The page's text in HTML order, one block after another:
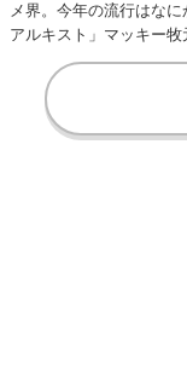
メ界。今年の流行はな
アルキスト」マッキー
さんに徹底的に語っ…